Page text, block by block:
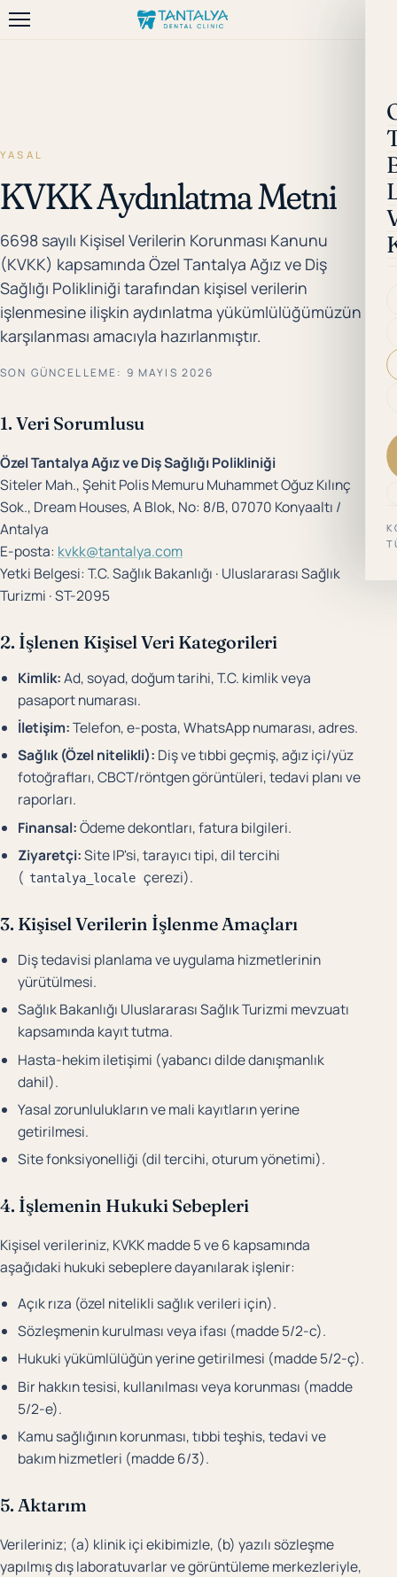
YASAL
KVKK Aydınlatma Metni
6698 sayılı Kişisel Verilerin Korunması Kanunu
(KVKK) kapsamında Özel Tantalya Ağız ve Diş
Sağlığı Polikliniği tarafından kişisel verilerin
işlenmesine ilişkin aydınlatma yükümlülüğümüzün
karşılanması amacıyla hazırlanmıştır.
SON GÜNCELLEME: 9 MAYIS 2026
1. Veri Sorumlusu
Özel Tantalya Ağız ve Diş Sağlığı Polikliniği
Siteler Mah., Şehit Polis Memuru Muhammet Oğuz Kılınç
Sok., Dream Houses, A Blok, No: 8/B, 07070 Konyaaltı /
Antalya
E-posta: kvkk@tantalya.com
Yetki Belgesi: T.C. Sağlık Bakanlığı · Uluslararası Sağlık
Turizmi · ST-2095
2. İşlenen Kişisel Veri Kategorileri
Kimlik:Ad, soyad, doğum tarihi, T.C. kimlik veya
pasaport numarası.
İletişim:Telefon, e-posta, WhatsApp numarası, adres.
Sağlık (Özel nitelikli): Diş ve tıbbi geçmiş, ağız içi/yüz
fotoğrafları, CBCT/röntgen görüntüleri, tedavi planı ve
raporları.
Finansal:Ödeme dekontları, fatura bilgileri.
Ziyaretçi:Site IP'si, tarayıcı tipi, dil tercihi
( tantalya_locale çerezi).
3. Kişisel Verilerin İşlenme Amaçları
Diş tedavisi planlama ve uygulama hizmetlerinin
yürütülmesi.
Sağlık Bakanlığı Uluslararası Sağlık Turizmi mevzuatı
kapsamında kayıt tutma.
Hasta-hekim iletişimi (yabancı dilde danışmanlık
dahil).
Yasal zorunlulukların ve mali kayıtların yerine
getirilmesi.
Site fonksiyonelliği (dil tercihi, oturum yönetimi).
4. İşlemenin Hukuki Sebepleri
Kişisel verileriniz, KVKK madde 5 ve 6 kapsamında
aşağıdaki hukuki sebeplere dayanılarak işlenir:
Açık rıza (özel nitelikli sağlık verileri için).
Sözleşmenin kurulması veya ifası (madde 5/2-c).
Hukuki yükümlülüğün yerine getirilmesi (madde 5/2-ç).
Bir hakkın tesisi, kullanılması veya korunması (madde
5/2-e).
Kamu sağlığının korunması, tıbbi teşhis, tedavi ve
bakım hizmetleri (madde 6/3).
5. Aktarım
Verileriniz; (a) klinik içi ekibimizle, (b) yazılı sözleşme
yapılmış dış laboratuvarlar ve görüntüleme merkezleriyle,